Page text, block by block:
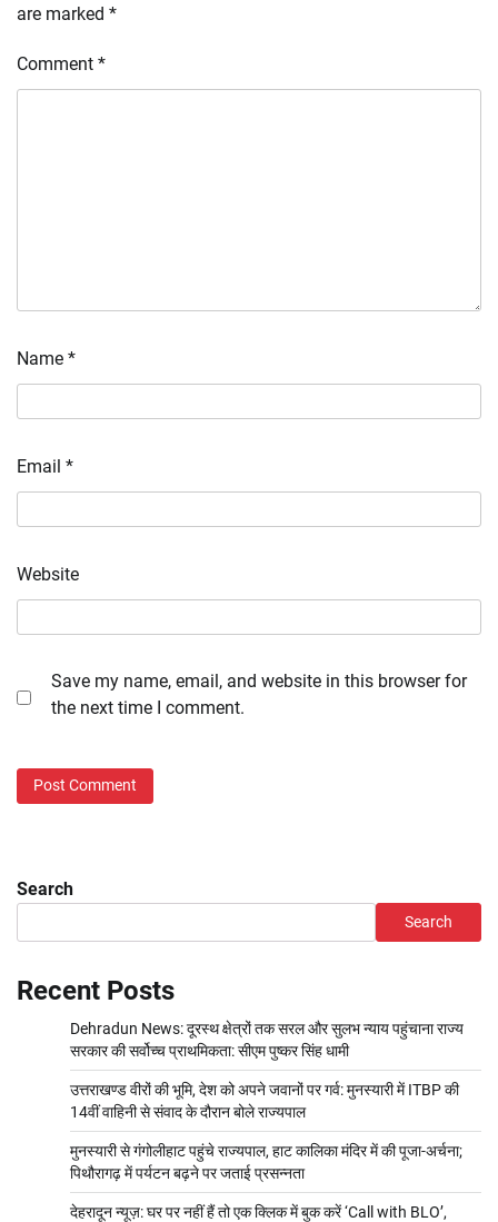
are marked *
Comment *
Name *
Email *
Website
Save my name, email, and website in this browser for
the next time I comment.
Search
Search
Recent Posts
Dehradun News: दूरस्थ क्षेत्रों तक सरल और सुलभ न्याय पहुंचाना राज्य
सरकार की सर्वोच्च प्राथमिकता: सीएम पुष्कर सिंह धामी
उत्तराखण्ड वीरों की भूमि, देश को अपने जवानों पर गर्व: मुनस्यारी में ITBP की
14वीं वाहिनी से संवाद के दौरान बोले राज्यपाल
मुनस्यारी से गंगोलीहाट पहुंचे राज्यपाल, हाट कालिका मंदिर में की पूजा-अर्चना;
पिथौरागढ़ में पर्यटन बढ़ने पर जताई प्रसन्नता
देहरादून न्यूज़: घर पर नहीं हैं तो एक क्लिक में बुक करें ‘Call with BLO’,